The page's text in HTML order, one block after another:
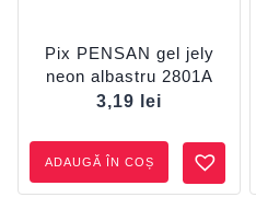
Pix PENSAN gel jely
neon albastru 2801A
3,19
lei
ADAUGĂ ÎN COȘ